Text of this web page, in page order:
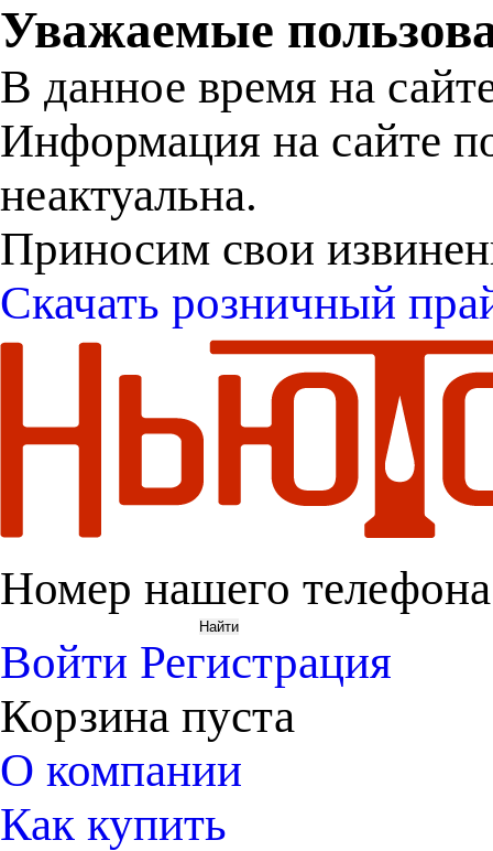
Уважаемые
В данное время на
Информация на сайте
неактуальна.
Приносим свои
Скачать розничный
Номер нашего
Войти Регистрация
Корзина пуста
О компании
Как купить